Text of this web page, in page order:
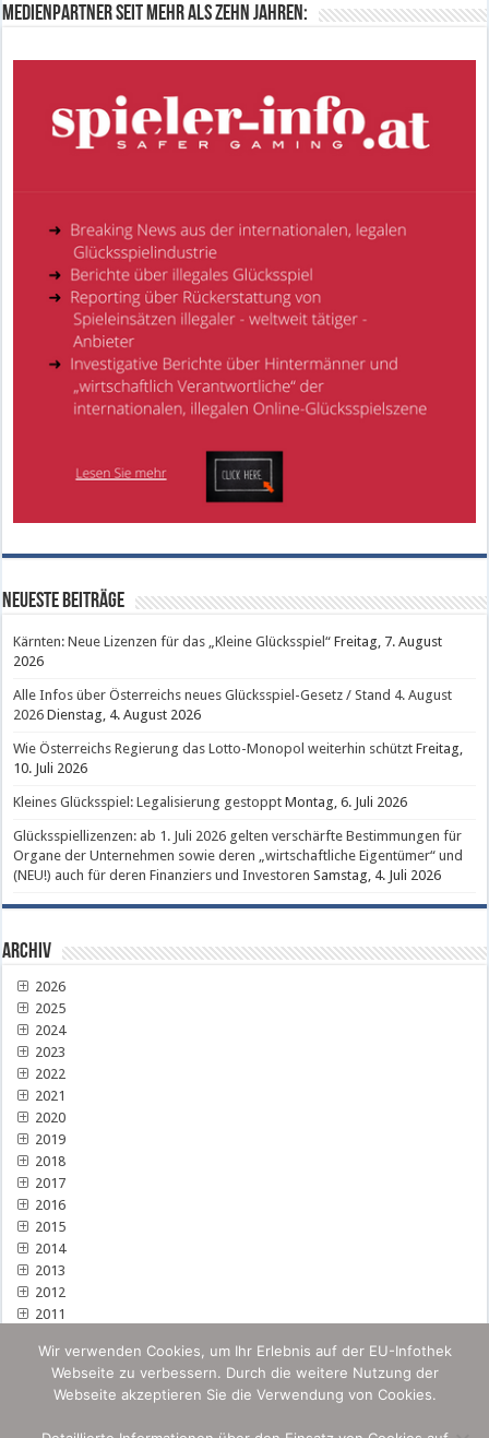
Medienpartner seit mehr als zehn Jahren:
Neueste Beiträge
Kärnten: Neue Lizenzen für das „Kleine Glücksspiel“ Freitag, 7. August
2026
Alle Infos über Österreichs neues Glücksspiel-Gesetz / Stand 4. August
2026 Dienstag, 4. August 2026
Wie Österreichs Regierung das Lotto-Monopol weiterhin schützt Freitag,
10. Juli 2026
Kleines Glücksspiel: Legalisierung gestoppt Montag, 6. Juli 2026
Glücksspiellizenzen: ab 1. Juli 2026 gelten verschärfte Bestimmungen für
Organe der Unternehmen sowie deren „wirtschaftliche Eigentümer“ und
(NEU!) auch für deren Finanziers und Investoren Samstag, 4. Juli 2026
Archiv
2026
2025
2024
2023
2022
2021
2020
2019
2018
2017
2016
2015
2014
2013
2012
2011
Wir verwenden Cookies, um Ihr Erlebnis auf der EU-Infothek
Webseite zu verbessern. Durch die weitere Nutzung der
Webseite akzeptieren Sie die Verwendung von Cookies.